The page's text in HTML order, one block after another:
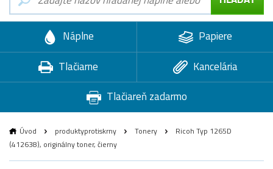
Náplne
Papiere
Tlačiarne
Kancelária
Tlačiareň zadarmo
Úvod produktyprotiskrny Tonery
Ricoh Typ 1265D
(412638), originálny toner, čierny